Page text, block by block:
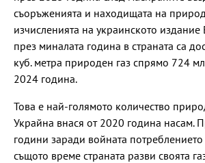
съоръженията и находищата на
изчисленията на украинското издание
през миналата година в страната са
куб. метра природен газ спрямо 724
2024 година.
Това е най-голямото количество
Украйна внася от 2020 година насам.
години заради войната
същото време страната разви своята